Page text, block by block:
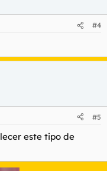
#4
#5
este tipo de